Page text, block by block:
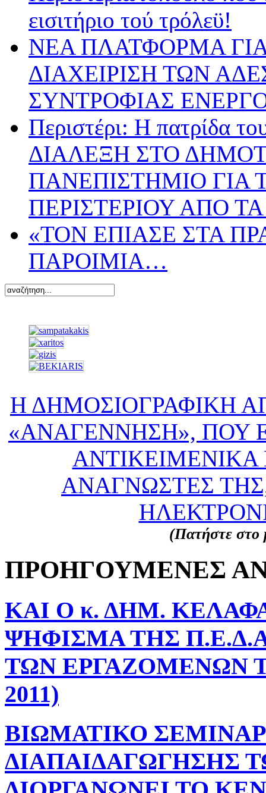
εισιτήριο τού τρόλεϋ!
ΝΕΑ ΠΛΑΤΦΟΡΜΑ
ΔΙΑΧΕΙΡΙΣΗ ΤΩΝ
ΣΥΝΤΡΟΦΙΑΣ
Περιστέρι: Η πατρίδα
ΔΙΑΛΕΞΗ ΣΤΟ
ΠΑΝΕΠΙΣΤΗΜΙΟ ΓΙΑ
ΠΕΡΙΣΤΕΡΙΟΥ ΑΠΟ
«ΤΟΝ ΕΠΙΑΣΕ ΣΤΑ
ΠΑΡΟΙΜΙΑ…
Η ΔΗΜΟΣΙΟΓΡΑΦΙΚΗ
«ΑΝΑΓΕΝΝΗΣΗ», ΠΟΥ
ΑΝΑΓΝΩΣΤΕΣ
(Πατήστε στο
ΠΡΟΗΓΟΥΜΕΝΕΣ
ΚΑΙ Ο κ. ΔΗΜ.
ΨΗΦΙΣΜΑ ΤΗΣ Π.Ε.Δ.Α
ΤΩΝ ΕΡΓΑΖΟΜΕΝΩΝ
2011)
ΒΙΩΜΑΤΙΚΟ
ΔΙΑΠΑΙΔΑΓΩΓΗΣΗΣ